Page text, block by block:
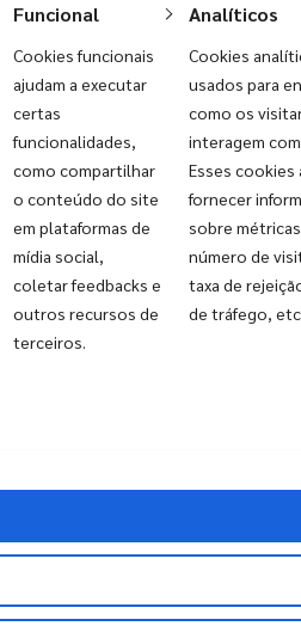
Funcional
Cookies funcionais
ajudam a executar
certas
funcionalidades,
como compartilhar
o conteúdo do site
em plataformas de
mídia social,
coletar feedbacks e
outros recursos de
terceiros.
Analíticos
Cookies
usados para
como os
interagem
Esses cookies
fornecer
sobre
número de
taxa de
de tráfego,
OPERAÇÃO COM CUIDADO
Eficiência
Operacional
Processos estruturados
equipes preparadas